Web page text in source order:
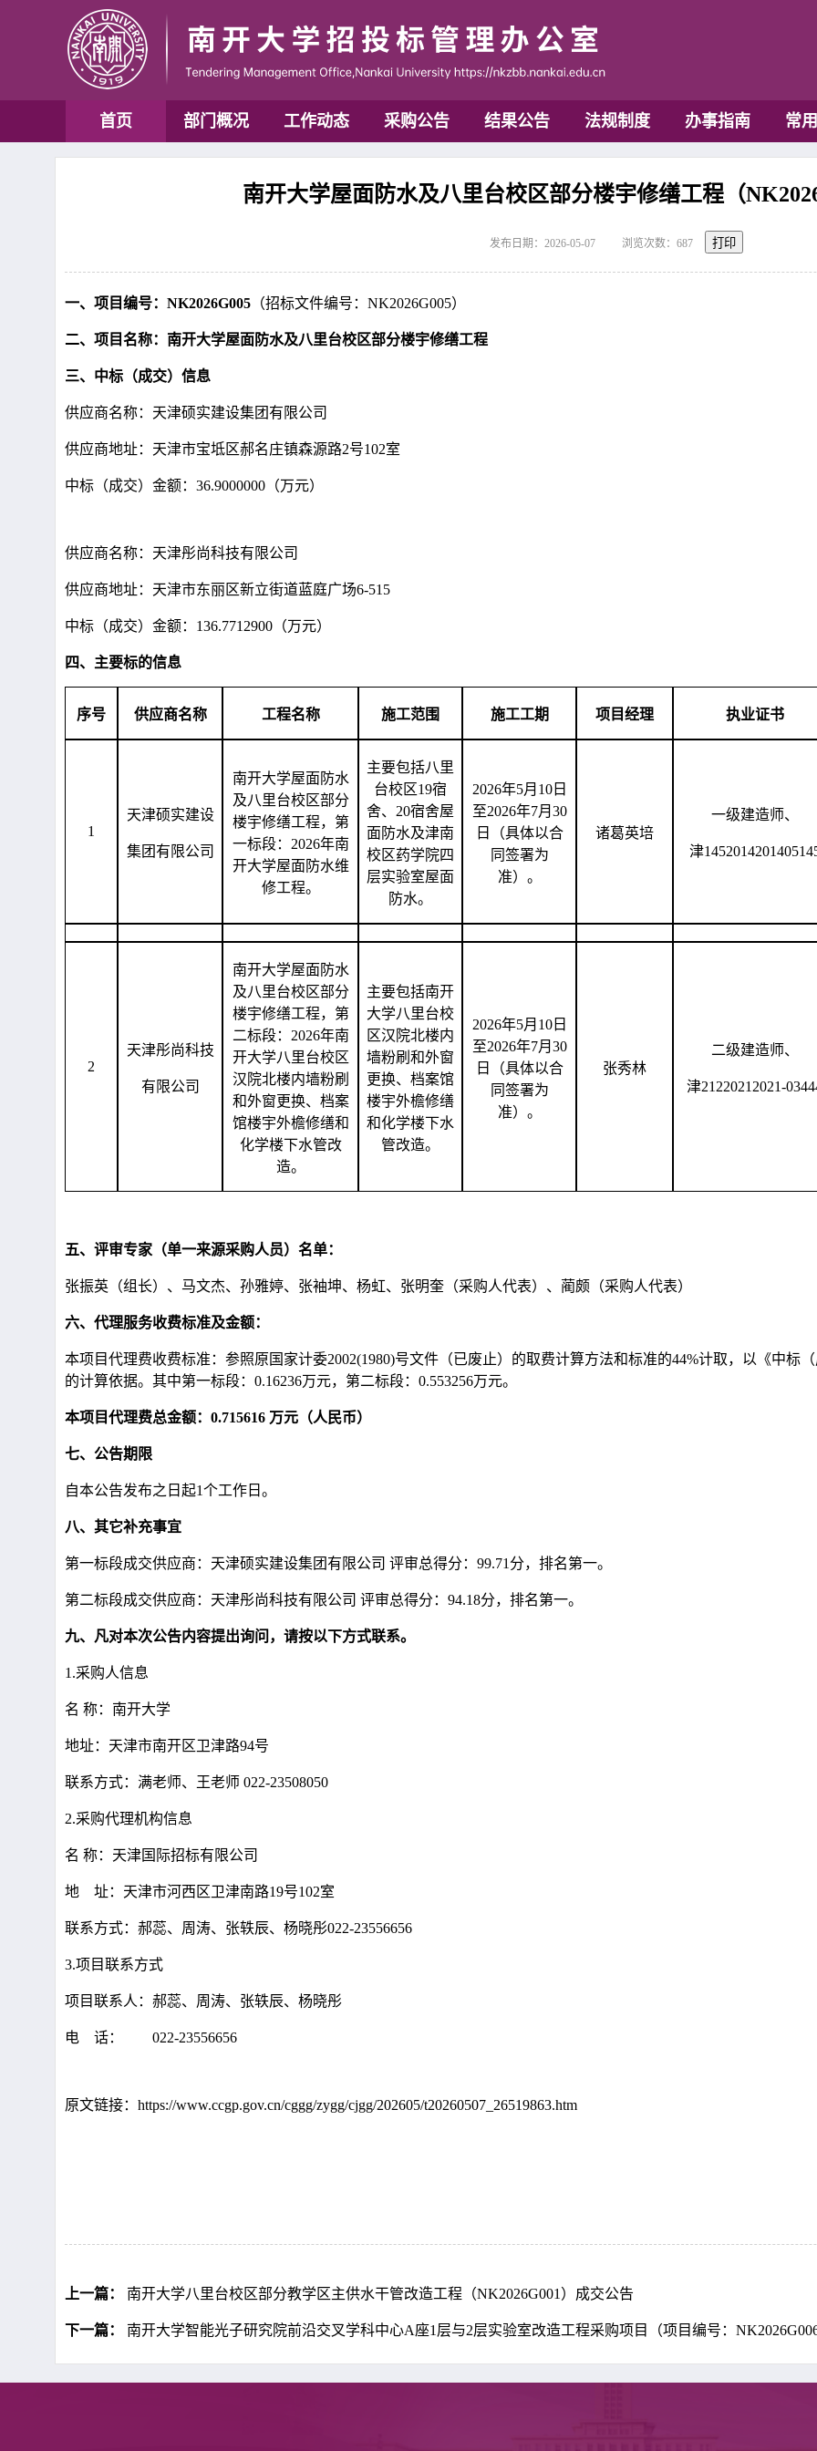
首页 部门概况 工作动态 采购公告 结果公告 法规制度 办事指南 常
南开大学屋面防水及八里台校区部分楼宇修缮工程（
发布日期：2026-05-07 浏览次数： 687 打印
一、项目编号：NK2026G005 （招标文件编号：NK2026G005）
二、项目名称：南开大学屋面防水及八里台校区部分楼宇修缮工程
三、中标（成交）信息
供应商名称：天津硕实建设集团有限公司
供应商地址：天津市宝坻区郝名庄镇森源路2号102室
中标（成交）金额：36.9000000（万元）
供应商名称：天津彤尚科技有限公司
供应商地址：天津市东丽区新立街道蓝庭广场6-515
中标（成交）金额：136.7712900（万元）
四、主要标的信息
序号 供应商名称 工程名称 施工范围 施工工期 项目经理 执业证书
1
天津硕实建设
集团有限公司
南开大学屋面防水
及八里台校区部分
楼宇修缮工程，第
一标段： 2026年南
开大学屋面防水维
修工程。
主要包括八里
台校区19宿
舍、20宿舍屋
面防水及津南
校区药学院四
层实验室屋面
防水。
2026年5月10日
至2026年7月30
日（具体以合
同签署为
准）。
诸葛英培
一级建造师、
津
2
天津彤尚科技
有限公司
南开大学屋面防水
及八里台校区部分
楼宇修缮工程，第
二标段： 2026年南
开大学八里台校区
汉院北楼内墙粉刷
和外窗更换、档案
馆楼宇外檐修缮和
化学楼下水管改
造。
主要包括南开
大学八里台校
区汉院北楼内
墙粉刷和外窗
更换、档案馆
楼宇外檐修缮
和化学楼下水
管改造。
2026年5月10日
至2026年7月30
日（具体以合
同签署为
准）。
张秀林
二级建造师、
津21220212021-
五、评审专家（单一来源采购人员）名单：
张振英（组长）、马文杰、孙雅婷、张袖坤、杨虹、张明奎（采购人代表）、蔺颇（采购人代表）
六、代理服务收费标准及金额：
本项目代理费收费标准：参照原国家计委2002(1980)号文件（已废止）的取费计算方法和标准的44%计取，以《中标
的计算依据。其中第一标段：0.16236万元，第二标段：0.553256万元。
本项目代理费总金额：0.715616 万元（人民币）
七、公告期限
自本公告发布之日起1个工作日。
八、其它补充事宜
第一标段成交供应商 ：天津硕实建设集团有限公司 评审总得分：99.71分，排名第一。
第二标段成交供应商 ：天津彤尚科技有限公司 评审总得分：94.18分，排名第一。
九、凡对本次公告内容提出询问，请按以下方式联系。
1.采购人信息
名 称：南开大学
地址：天津市南开区卫津路94号
联系方式：满老师、王老师 022-23508050
2.采购代理机构信息
名 称：天津国际招标有限公司
地 址：天津市河西区卫津南路19号102室
联系方式：郝蕊、周涛、张轶辰、杨晓彤022-23556656
3.项目联系方式
项目联系人：郝蕊、周涛、张轶辰、杨晓彤
电 话： 022-23556656
原文链接：https://www.ccgp.gov.cn/cggg/zygg/cjgg/202605/t20260507_26519863.htm
上一篇： 南开大学八里台校区部分教学区主供水干管改造工程（NK2026G001）成交公告
下一篇： 南开大学智能光子研究院前沿交叉学科中心A座1层与2层实验室改造工程采购项目（项目编号：